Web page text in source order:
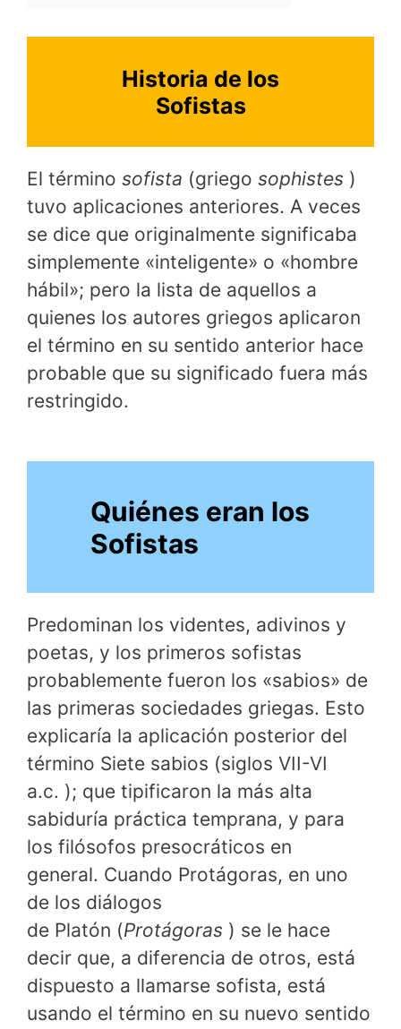
Historia de los
Sofistas
El término sofista (griego sophistes )
tuvo aplicaciones anteriores. A veces
se dice que originalmente significaba
simplemente «inteligente» o «hombre
hábil»; pero la lista de aquellos a
quienes los autores griegos aplicaron
el término en su sentido anterior hace
probable que su significado fuera más
restringido.
Quiénes eran los
Sofistas
Predominan los videntes, adivinos y
poetas, y los primeros sofistas
probablemente fueron los «sabios» de
las primeras sociedades griegas. Esto
explicaría la aplicación posterior del
término Siete sabios (siglos VII-VI
a.c. ); que tipificaron la más alta
sabiduría práctica temprana, y para
los filósofos presocráticos en
general. Cuando Protágoras, en uno
de los diálogos
de Platón (Protágoras ) se le hace
decir que, a diferencia de otros, está
dispuesto a llamarse sofista, está
usando el término en su nuevo sentido